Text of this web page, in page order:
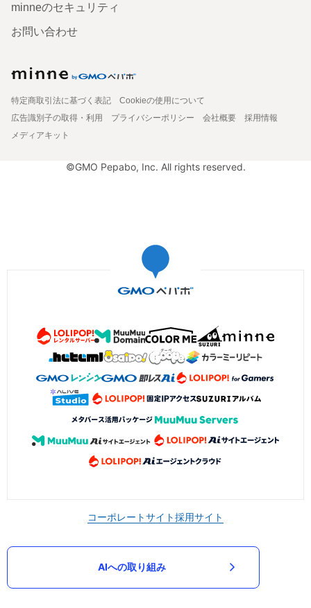
minneのセキュリティ
お問い合わせ
特定商取引法に基づく表記
Cookieの使用について
広告識別子の取得・利用
プライバシーポリシー 会社概要
採用情報
メディアキット
©GMO Pepabo, Inc. All rights reserved.
コーポレートサイト採用サイト
AIへの取り組み